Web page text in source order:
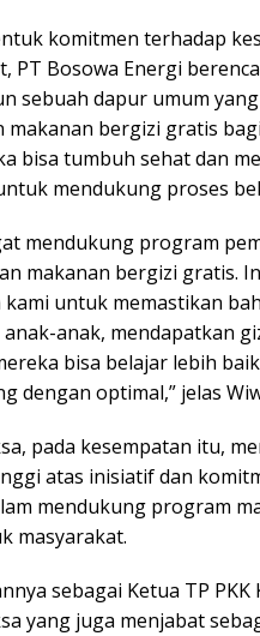
komitmen terhadap
PT Bosowa Energi
sebuah dapur umum
makanan bergizi gratis
bisa tumbuh sehat dan
mendukung proses
mendukung program
makanan bergizi gratis.
untuk memastikan
anak, mendapatkan
bisa belajar lebih
dengan optimal,” jelas
pada kesempatan itu,
atas inisiatif dan
mendukung program
masyarakat.
sebagai Ketua TP PKK
yang juga menjabat